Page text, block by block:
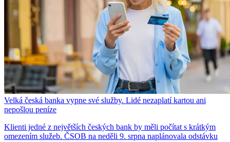
Velká česká banka vypne své služby. Lidé nezaplatí kartou ani
nepošlou peníze
Klienti jedné z největších českých bank by měli počítat s krátkým
omezením služeb. ČSOB na neděli 9. srpna naplánovala odstávku